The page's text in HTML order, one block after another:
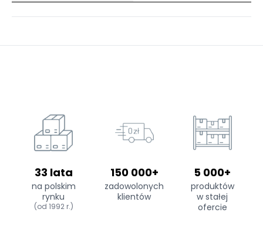
33 lata
na polskim
rynku
(od 1992 r.)
150 000+
zadowolonych
klientów
5 000+
produktów
w stałej
ofercie